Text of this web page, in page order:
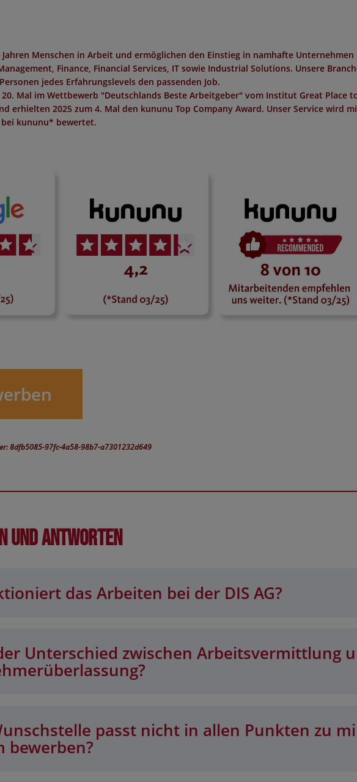
Menschen in Arbeit und ermöglichen den Einstieg in namhafte Unternehmen
Finance, Financial Services, IT sowie Industrial Solutions. Unsere
jedes Erfahrungslevels den passenden Job.
Mal im Wettbewerb "Deutschlands Beste Arbeitgeber" vom Institut Great Place
erhielten 2025 zum 4. Mal den kununu Top Company Award. Unser Service wird
bei kununu* bewertet.
8dfb5085-97fc-4a58-98b7-a7301232d649
und Antworten
das Arbeiten bei der DIS AG?
Unterschied zwischen Arbeitsvermittlung
passt nicht in allen Punkten zu
bewerben?